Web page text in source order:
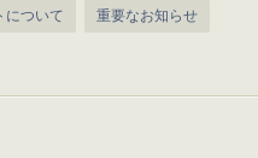
について 重要なお知らせ